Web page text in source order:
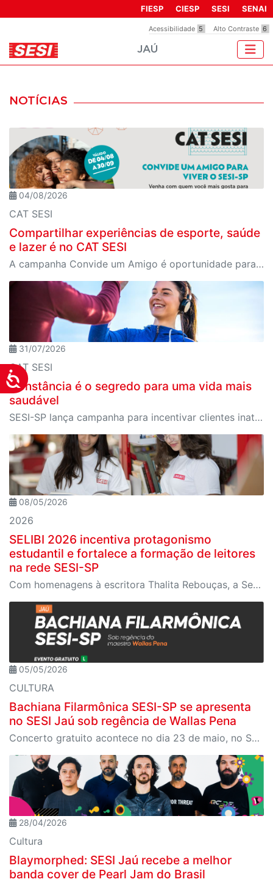
inclui
um
de
Acessibilidade
Acessibilidade 5 Alto Contraste 6
FIESP CIESP SESI SENAI
JAÚ
NOTÍCIAS
04/08/2026
CAT SESI
Compartilhar experiências de esporte, saúde
e lazer é no CAT SESI
A campanha Convide um Amigo é oportunidade para reunir amigos para aproveitar juntos toda estrutura da unidade SESI-SP mais próxima. Os benefícios para clientes e convidados estão no regulamento
31/07/2026
CAT SESI
Constância é o segredo para uma vida mais
saudável
SESI-SP lança campanha para incentivar clientes inativos a retomarem a prática de atividades físicas, esporte e lazer com benefícios exclusivos
08/05/2026
2026
SELIBI 2026 incentiva protagonismo
estudantil e fortalece a formação de leitores
na rede SESI-SP
Com homenagens à escritora Thalita Rebouças, a Semana do Livro e da Biblioteca promove criatividade, produção autoral e diferentes formas de expressão entre estudantes da Educação Infantil à EJA
05/05/2026
CULTURA
Bachiana Filarmônica SESI-SP se apresenta
no SESI Jaú sob regência de Wallas Pena
Concerto gratuito acontece no dia 23 de maio, no SESI Jaú, com participação do tenor Jean William e do pianista Davi Campolongo
28/04/2026
Cultura
Blaymorphed: SESI Jaú recebe a melhor
banda cover de Pearl Jam do Brasil